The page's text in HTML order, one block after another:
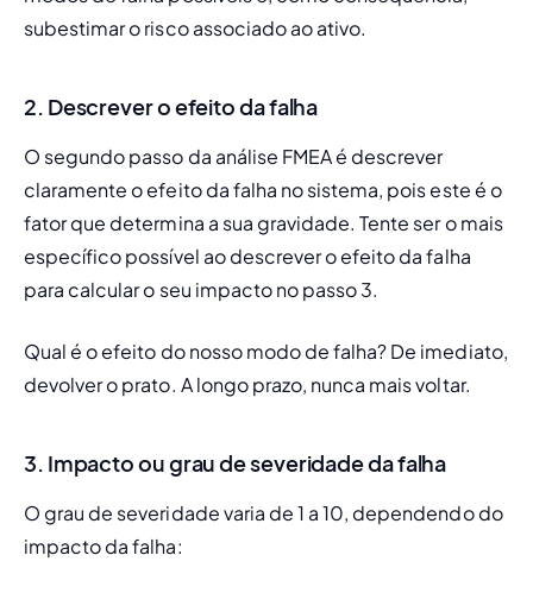
subestimar o risco associado ao ativo.
2. Descrever o efeito da falha
O segundo passo da análise FMEA é descrever
claramente o efeito da falha no sistema, pois este é o
fator que determina a sua gravidade. Tente ser o mais
específico possível ao descrever o efeito da falha
para calcular o seu impacto no passo 3.
Qual é o efeito do nosso modo de falha? De imediato,
devolver o prato. A longo prazo, nunca mais voltar.
3. Impacto ou grau de severidade da falha
O grau de severidade varia de 1 a 10, dependendo do
impacto da falha: